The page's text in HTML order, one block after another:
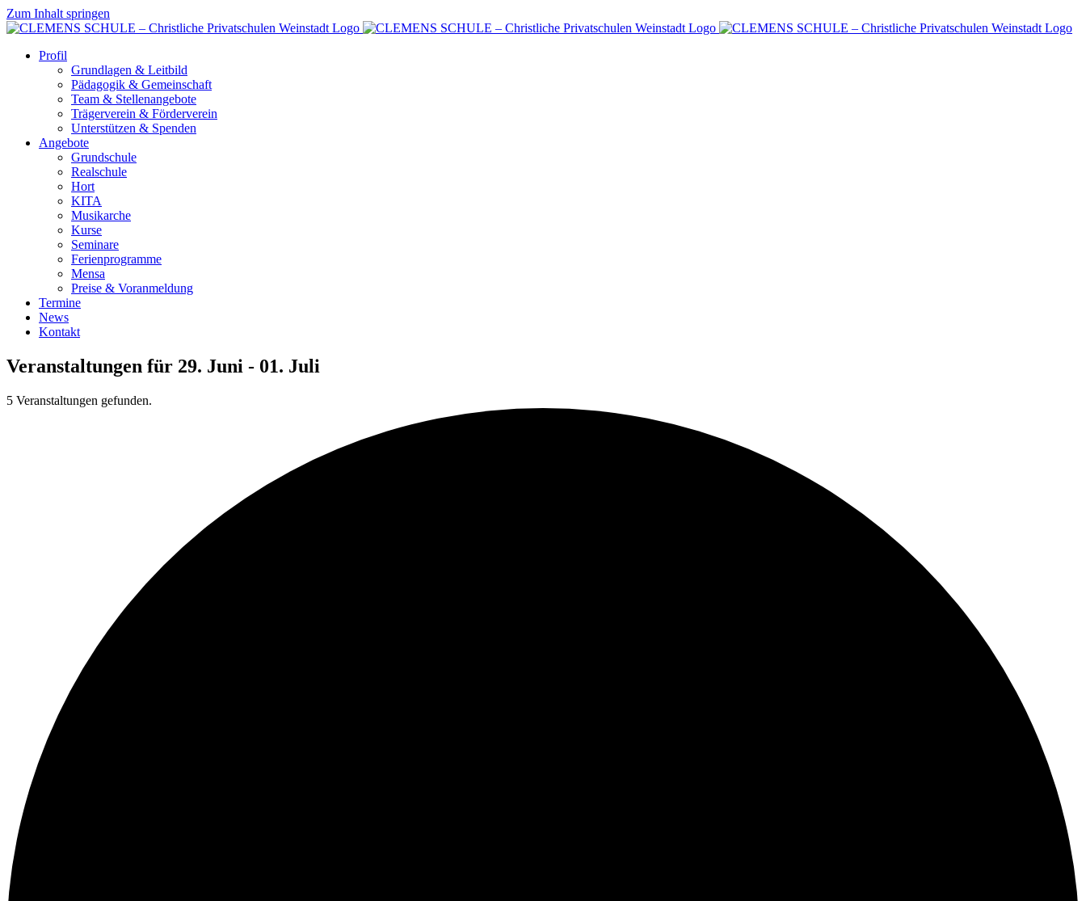
Zum Inhalt springen
Profil
Grundlagen & Leitbild
Pädagogik & Gemeinschaft
Team & Stellenangebote
Trägerverein & Förderverein
Unterstützen & Spenden
Angebote
Grundschule
Realschule
Hort
KITA
Musikarche
Kurse
Seminare
Ferienprogramme
Mensa
Preise & Voranmeldung
Termine
News
Kontakt
Veranstaltungen für 29. Juni - 01. Juli
5 Veranstaltungen gefunden.